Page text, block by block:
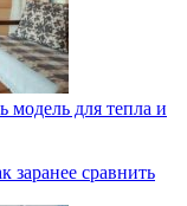
модель для тепла и
сравнить